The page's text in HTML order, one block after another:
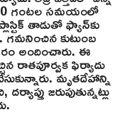
గంటల సమయంలో
తాడుతో ఫ్యాన్‌కు
గమనించిన కుటుంబ
అందించారు. ఈ
రాతపూర్వక ఫిర్యాదు
మృతదేహాన్ని
జరుపుతున్నట్లు